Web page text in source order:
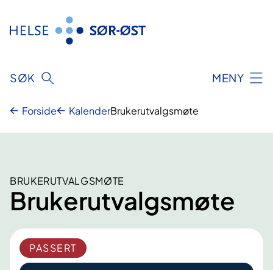
innhold
SØK MENY
Forside KalenderBrukerutvalgsmøte
BRUKERUTVALGSMØTE
Brukerutvalgsmøte
PASSERT